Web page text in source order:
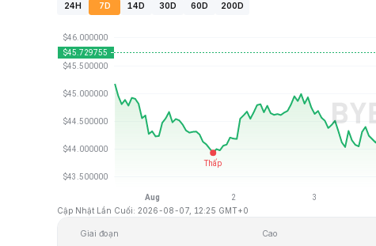
24H 7D 14D 30D 60D 200D
Cập Nhật Lần Cuối: 2026-08-07, 12:25 GMT+0
Giai đoạn Cao